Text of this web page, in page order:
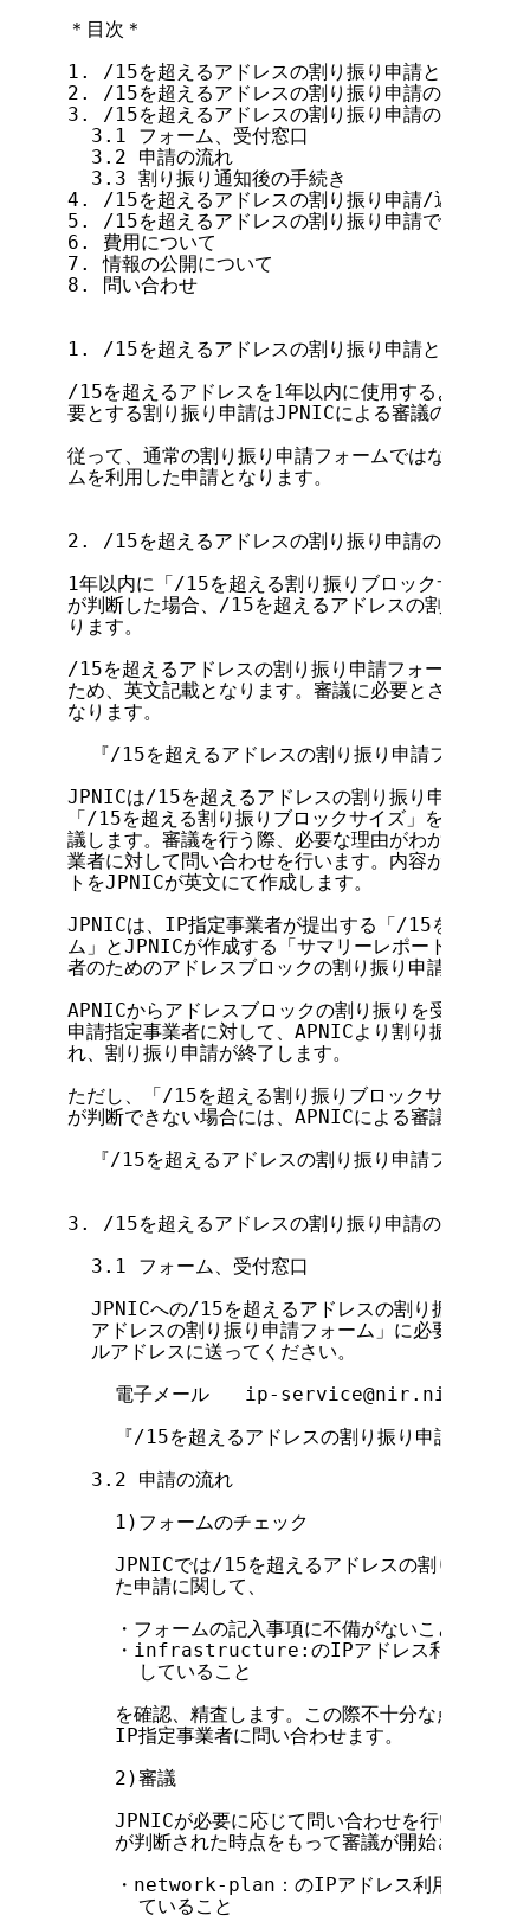
＊目次＊
1. /15を超えるアドレスの割り振り申請とは
2. /15を超えるアドレスの割り振り申請の運用方法
3. /15を超えるアドレスの割り振り申請の手順
  3.1 フォーム、受付窓口
  3.2 申請の流れ
  3.3 割り振り通知後の手続き
4. /15を超えるアドレスの割り振り申請/返却申請を
5. /15を超えるアドレスの割り振り申請で割り振ら
6. 費用について
7. 情報の公開について
8. 問い合わせ
1. /15を超えるアドレスの割り振り申請とは
/15を超えるアドレスを1年以内に使用するような大
要とする割り振り申請はJPNICによる審議の後、
従って、通常の割り振り申請フォームではなく、
ムを利用した申請となります。
2. /15を超えるアドレスの割り振り申請の運用方法
1年以内に「/15を超える割り振りブロックサイズ」
が判断した場合、/15を超えるアドレスの割り振り申
ります。
/15を超えるアドレスの割り振り申請フォームは、
ため、英文記載となります。審議に必要とされる根
なります。
  『/15を超えるアドレスの割り振り申請フォーム』
JPNICは/15を超えるアドレスの割り振り申請に関し
「/15を超える割り振りブロックサイズ」を1年以内
議します。審議を行う際、必要な理由がわからない
業者に対して問い合わせを行います。内容が理解で
トをJPNICが英文にて作成します。
JPNICは、IP指定事業者が提出する「/15を超えるア
ム」とJPNICが作成する「サマリーレポート」を
者のためのアドレスブロックの割り振り申請を行いま
APNICからアドレスブロックの割り振りを受けると
申請指定事業者に対して、APNICより割り振られた
れ、割り振り申請が終了します。
ただし、「/15を超える割り振りブロックサイズ」が
が判断できない場合には、APNICによる審議は発生し
  『/15を超えるアドレスの割り振り申請フロー』
3. /15を超えるアドレスの割り振り申請の手順
  3.1 フォーム、受付窓口
JPNICへの/15を超えるアドレスの割り振り申請
アドレスの割り振り申請フォーム」に必要事項を
  ルアドレスに送ってください。
    電子メール   ip-service@nir.nic.ad.jp
『/15を超えるアドレスの割り振り申請フォー
  3.2 申請の流れ
    1)フォームのチェック
JPNICでは/15を超えるアドレスの割り振り申
    た申請に関して、
    ・フォームの記入事項に不備がないこと
・infrastructure:のIPアドレス利用に関す
      していること
を確認、精査します。この際不十分な点、不明
    IP指定事業者に問い合わせます。
    2)審議
JPNICが必要に応じて問い合わせを行い、上述
    が判断された時点をもって審議が開始され、
・network-plan：のIPアドレス利用に関する
      ていること